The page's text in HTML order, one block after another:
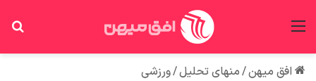
افق میهن/منهای تحلیل/ورزشی